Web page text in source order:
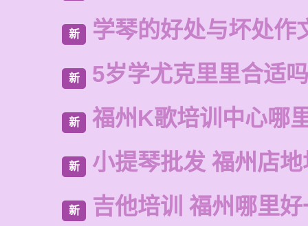
新 学琴的好处与坏处作
新 5岁学尤克里里合适
新 福州K歌培训中心哪
新 小提琴批发 福州店
新 吉他培训 福州哪里